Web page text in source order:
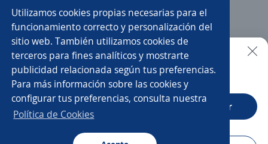
Supervisor/a de producción Multifuncionales
Operarios/as Analista de control de gestión
Operarios de producción Auxiliar de almacén
Prevencionista de riesgos
Buscar es más fácil en la app
CT App Abrir
Utilizamos cookies propias necesarias para el
funcionamiento correcto y personalización del
sitio web. También utilizamos cookies de
terceros para fines analíticos y mostrarte
publicidad relacionada según tus preferencias.
Para más información sobre las cookies y
configurar tus preferencias, consulta nuestra
Política de Cookies